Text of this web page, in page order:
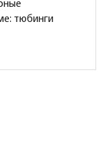
тюбинги